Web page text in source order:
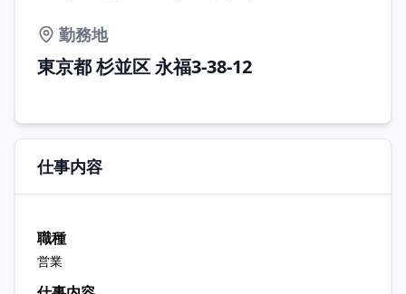
勤務地
東京都 杉並区 永福3-38-12
仕事内容
職種
営業